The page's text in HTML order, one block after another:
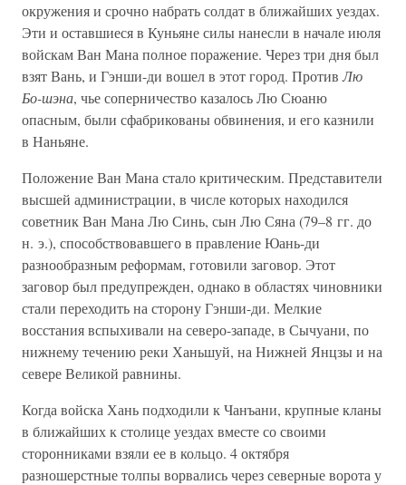
окружения и срочно набрать солдат в ближайших уездах.
Эти и оставшиеся в Куньяне силы нанесли в начале июля
войскам Ван Мана полное поражение. Через три дня был
взят Вань, и Гэнши-ди вошел в этот город. ПротивЛю
Бо-шэна, чье соперничество казалось Лю Сюаню
опасным, были сфабрикованы обвинения, и его казнили
в Наньяне.
Положение Ван Мана стало критическим. Представители
высшей администрации, в числе которых находился
советник Ван Мана Лю Синь, сын Лю Сяна (79–8 гг. до
н. э.), способствовавшего в правление Юань-ди
разнообразным реформам, готовили заговор. Этот
заговор был предупрежден, однако в областях чиновники
стали переходить на сторону Гэнши-ди. Мелкие
восстания вспыхивали на северо-западе, в Сычуани, по
нижнему течению реки Ханьшуй, на Нижней Янцзы и на
севере Великой равнины.
Когда войска Хань подходили к Чанъани, крупные кланы
в ближайших к столице уездах вместе со своими
сторонниками взяли ее в кольцо. 4 октября
разношерстные толпы ворвались через северные ворота у